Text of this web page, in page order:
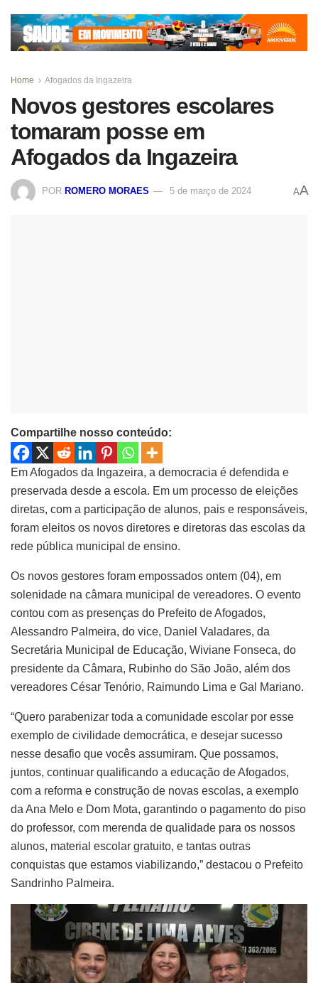
Home Afogados da Ingazeira
Novos gestores escolares
tomaram posse em
Afogados da Ingazeira
POR ROMERO MORAES 5 de março de 2024 AA
Compartilhe nosso conteúdo:
Em Afogados da Ingazeira, a democracia é defendida e
preservada desde a escola. Em um processo de eleições
diretas, com a participação de alunos, pais e responsáveis,
foram eleitos os novos diretores e diretoras das escolas da
rede pública municipal de ensino.
Os novos gestores foram empossados ontem (04), em
solenidade na câmara municipal de vereadores. O evento
contou com as presenças do Prefeito de Afogados,
Alessandro Palmeira, do vice, Daniel Valadares, da
Secretária Municipal de Educação, Wiviane Fonseca, do
presidente da Câmara, Rubinho do São João, além dos
vereadores César Tenório, Raimundo Lima e Gal Mariano.
“Quero parabenizar toda a comunidade escolar por esse
exemplo de civilidade democrática, e desejar sucesso
nesse desafio que vocês assumiram. Que possamos,
juntos, continuar qualificando a educação de Afogados,
com a reforma e construção de novas escolas, a exemplo
da Ana Melo e Dom Mota, garantindo o pagamento do piso
do professor, com merenda de qualidade para os nossos
alunos, material escolar gratuito, e tantas outras
conquistas que estamos viabilizando,” destacou o Prefeito
Sandrinho Palmeira.